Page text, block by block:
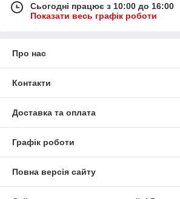
Сьогодні працює з 10:00 до 16:00
Показати весь графік роботи
Про нас
Контакти
Доставка та оплата
Графік роботи
Повна версія сайту